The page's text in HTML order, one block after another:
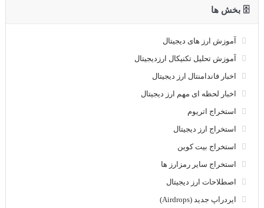
🗄 بخش ها
آموزش ارز های دیجیتال
آموزش تحلیل تکنیکال ارزدیجیتال
اخبار فاندامنتال ارز دیجیتال
اخبار لحظه ای مهم ارز دیجیتال
استخراج اتریوم
استخراج ارز دیجیتال
استخراج بیت کوین
استخراج سایر رمزارز ها
اصطلاحات ارز دیجیتال
ایردراپ جدید (Airdrops)